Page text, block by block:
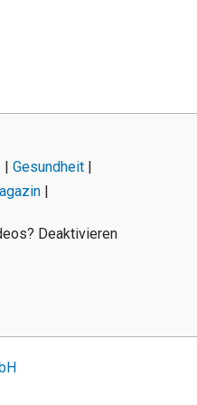
|Gesundheit
Deaktivieren